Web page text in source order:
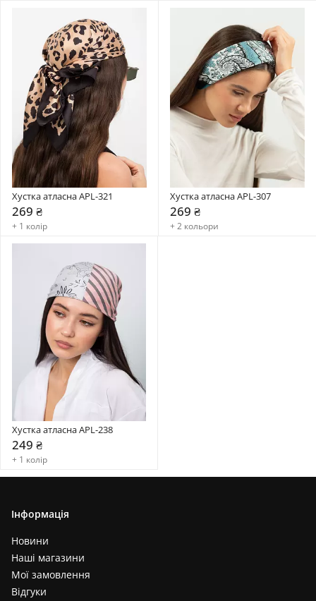
Хустка атласна APL-321
269 ₴
+ 1 колір
Хустка атласна APL-307
269 ₴
+ 2 кольори
Хустка атласна APL-238
249 ₴
+ 1 колір
Інформація
Новини
Наші магазини
Мої замовлення
Відгуки